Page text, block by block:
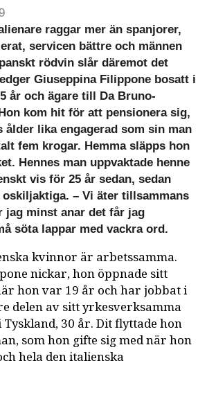
raggar mer än spanjorer,
servicen bättre och männen
rödvin slår däremot det
Giuseppina Filippone bosatt i
år och ägare till Da Bruno-
kom hit för att pensionera sig,
ålder lika engagerad som sin man
fem krogar. Hemma släpps hon
Hennes man uppvaktade henne
vis för 25 år sedan, sedan
– Vi äter tillsammans
jag minst anar det får jag
söta lappar med vackra ord.
kvinnor är arbetssamma.
nickar, hon öppnade sitt
hon var 19 år och har jobbat i
delen av sitt yrkesverksamma
30 år. Dit flyttade hon
som hon gifte sig med när hon
hela den italienska